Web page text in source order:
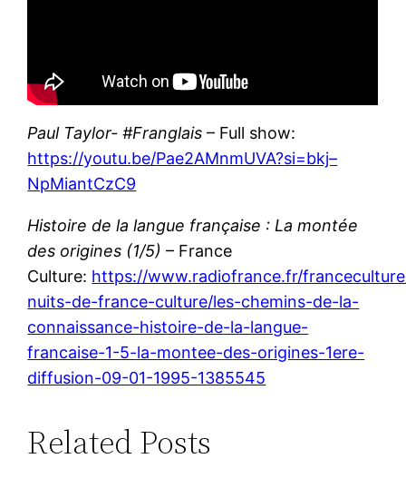
Paul Taylor- #Franglais– Full show:
https://youtu.be/Pae2AMnmUVA?si=bkj–
NpMiantCzC9
Histoire de la langue française : La montée
des origines (1/5) – France
Culture: https://www.radiofrance.fr/
nuits-de-france-culture/les-chemins-de-la-
connaissance-histoire-de-la-langue-
francaise-1-5-la-montee-des-origines-1ere-
diffusion-09-01-1995-1385545
Related Posts